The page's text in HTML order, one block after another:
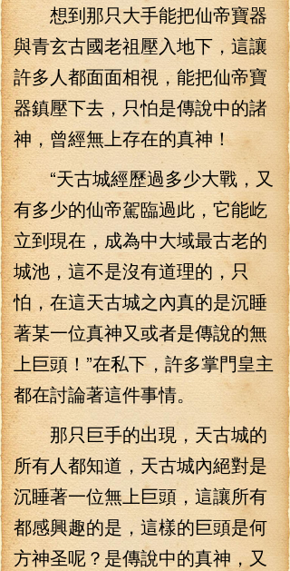
想到那只大手能把仙帝寶器
與青玄古國老祖壓入地下，這讓
許多人都面面相視，能把仙帝寶
器鎮壓下去，只怕是傳說中的諸
神，曾經無上存在的真神！
“天古城經歷過多少大戰，又
有多少的仙帝駕臨過此，它能屹
立到現在，成為中大域最古老的
城池，這不是沒有道理的，只
怕，在這天古城之內真的是沉睡
著某一位真神又或者是傳說的無
上巨頭！”在私下，許多掌門皇主
都在討論著這件事情。
那只巨手的出現，天古城的
所有人都知道，天古城內絕對是
沉睡著一位無上巨頭，這讓所有
都感興趣的是，這樣的巨頭是何
方神圣呢？是傳說中的真神，又